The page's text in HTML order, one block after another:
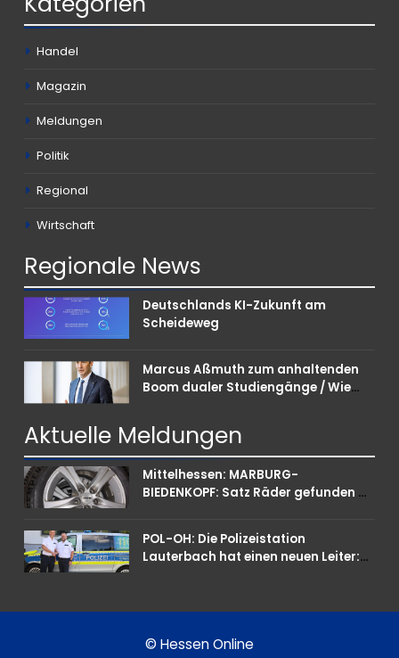
Handel
Magazin
Meldungen
Politik
Regional
Wirtschaft
Regionale News
Deutschlands KI-Zukunft am
Scheideweg
Marcus Aßmuth zum anhaltenden
Boom dualer Studiengänge / Wie
punkten können
Aktuelle Meldungen
Mittelhessen: MARBURG-
BIEDENKOPF: Satz Räder gefunden –
POL-OH: Die Polizeistation
Lauterbach hat einen neuen Leiter:
© Hessen Online